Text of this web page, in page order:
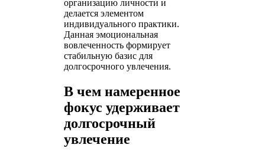
организацию личности и
делается элементом
индивидуального практики.
Данная эмоциональная
вовлеченность формирует
стабильную базис для
долгосрочного увлечения.
В чем намеренное
фокус удерживает
долгосрочный
увлечение